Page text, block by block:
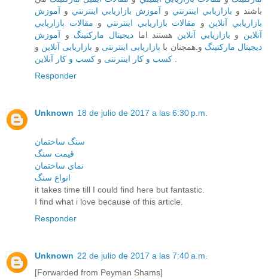
باشند و بازاريابي اينترنتي و آموزش بازاريابي اينترنتي و آموزش
بازاريابي آنلاين و مقالات بازاريابي اينترنتي و مقالات بازاريابي
آنلاين و بازاريابي آنلاين هستند اما ديجيتال مارکتينگ و آموزش
ديجيتال مارکتينگ و.همچنان با بازاریابی اینترنتی و بازاریابی آنلاین و
کسب و کار اینترنتی و کسب و کار آنلاین
.
Responder
Unknown 18 de julio de 2017 a las 6:30 p.m.
سنگ ساختمان
قیمت سنگ
نمای ساختمان
انواع سنگ
it takes time till I could find here but fantastic.
I find what i love because of this article.
Responder
Unknown 22 de julio de 2017 a las 7:40 a.m.
[Forwarded from Peyman Shams]